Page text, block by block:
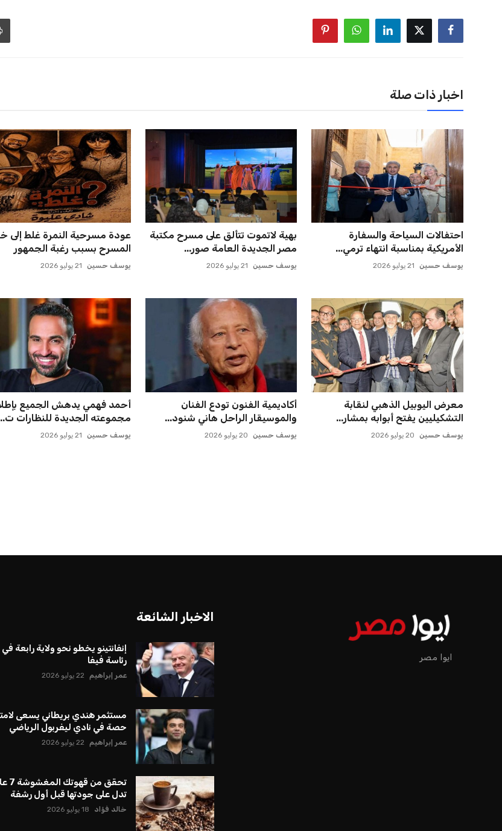
اخبار ذات صلة
احتفالات السياحة والسفارة
الأمريكية بمناسبة انتهاء ترمي...
يوسف حسين 21 يوليو 2026
بهية لاتموت تتألق على مسرح مكتبة
مصر الجديدة العامة صور...
يوسف حسين 21 يوليو 2026
عودة مسرحية النمرة غلط إلى
المسرح بسبب رغبة الجمهور
يوسف حسين 21 يوليو 2026
معرض اليوبيل الذهبي لنقابة
التشكيليين يفتح أبوابه بمشار...
يوسف حسين 20 يوليو 2026
أكاديمية الفنون تودع الفنان
والموسيقار الراحل هاني شنود...
يوسف حسين 20 يوليو 2026
أحمد فهمي يدهش الجميع
مجموعته الجديدة للنظارات
يوسف حسين 21 يوليو 2026
ايوا مصر
الاخبار الشائعة
إنفانتينو يخطو نحو ولاية رابعة في
رئاسة فيفا
عمر إبراهيم 22 يوليو 2026
مستثمر هندي بريطاني يسعى
حصة في نادي ليفربول الرياضي
عمر إبراهيم 22 يوليو 2026
تحقق
تدل على جودتها قبل أول رشفة
خالد فؤاد 18 يوليو 2026